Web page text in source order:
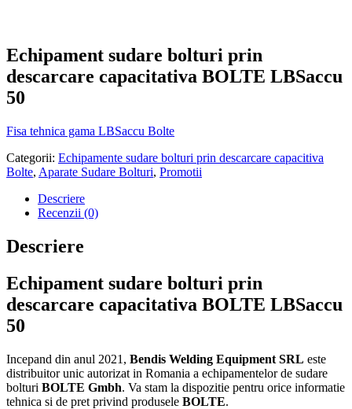
Echipament sudare bolturi prin
descarcare capacitativa BOLTE LBSaccu
50
Fisa tehnica gama LBSaccu Bolte
Categorii: Echipamente sudare bolturi prin descarcare capacitiva
Bolte, Aparate Sudare Bolturi, Promotii
Descriere
Recenzii (0)
Descriere
Echipament sudare bolturi prin
descarcare capacitativa BOLTE LBSaccu
50
Incepand din anul 2021, Bendis Welding Equipment SRL este
distribuitor unic autorizat in Romania a echipamentelor de sudare
bolturi BOLTE Gmbh. Va stam la dispozitie pentru orice informatie
tehnica si de pret privind produsele BOLTE.